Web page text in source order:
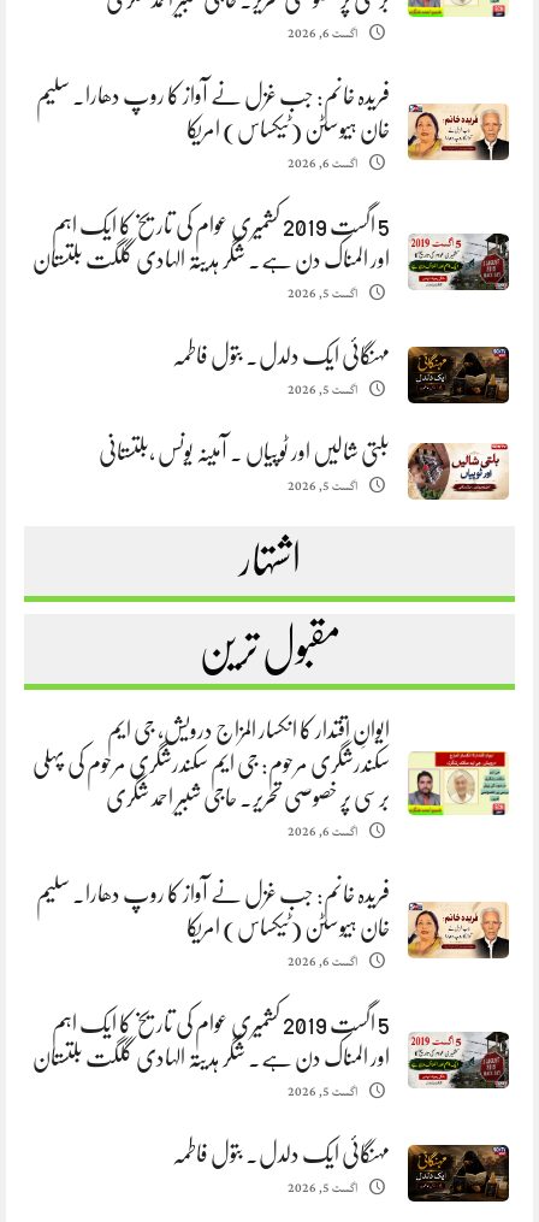
اگست 6, 2026
فریدہ خانم: جب غزل نے آواز کا روپ دھارا. سلیم
خان ہیوسٹن (ٹیکساس) امریکا
اگست 6, 2026
5 اگست 2019 کشمیری عوام کی تاریخ کا ایک اہم
اور المناک دن ہے. شگر ہدیتہ الہادی گلگت بلتستان
اگست 5, 2026
مہنگائی ایک دلدل. بتول فاطمہ
اگست 5, 2026
بلتی شالیں اور ٹوپیاں . آمینہ یونس ،بلتستانی
اگست 5, 2026
اشتہار
مقبول ترین
ایوانِ اقتدار کا انکسار المزاج درویش، جی ایم
سکندرشگری مرحوم: جی ایم سکندرشگری مرحوم کی پہلی
برسی پر خصوصی تحریر. حاجی شبیر احمد شگری
اگست 6, 2026
فریدہ خانم: جب غزل نے آواز کا روپ دھارا. سلیم
خان ہیوسٹن (ٹیکساس) امریکا
اگست 6, 2026
5 اگست 2019 کشمیری عوام کی تاریخ کا ایک اہم
اور المناک دن ہے. شگر ہدیتہ الہادی گلگت بلتستان
اگست 5, 2026
مہنگائی ایک دلدل. بتول فاطمہ
اگست 5, 2026